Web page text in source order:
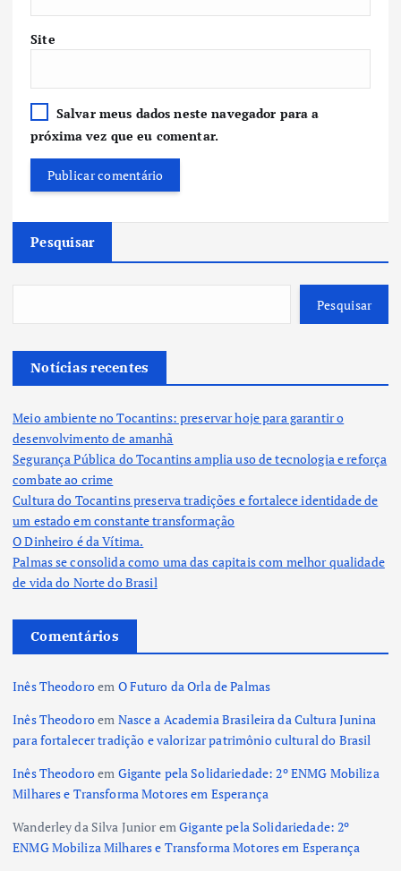
Site
Salvar meus dados neste navegador para a
próxima vez que eu comentar.
Pesquisar
Pesquisar
Notícias recentes
Meio ambiente no Tocantins: preservar hoje para garantir o
desenvolvimento de amanhã
Segurança Pública do Tocantins amplia uso de tecnologia e reforça
combate ao crime
Cultura do Tocantins preserva tradições e fortalece identidade de
um estado em constante transformação
O Dinheiro é da Vítima.
Palmas se consolida como uma das capitais com melhor qualidade
de vida do Norte do Brasil
Comentários
Inês Theodoroem O Futuro da Orla de Palmas
Inês Theodoroem Nasce a Academia Brasileira da Cultura Junina
para fortalecer tradição e valorizar patrimônio cultural do Brasil
Inês Theodoroem Gigante pela Solidariedade: 2º ENMG Mobiliza
Milhares e Transforma Motores em Esperança
Wanderley da Silva JunioremGigante pela Solidariedade: 2º
ENMG Mobiliza Milhares e Transforma Motores em Esperança